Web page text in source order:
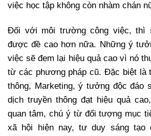
việc học tập không còn nhàm chán
Đối với môi trường công việc, thì
được đề cao hơn nữa. Những ý
việc sẽ đem lại hiệu quả cao vì nó
từ các phương pháp cũ. Đặc biệt là
thông, Marketing, ý tưởng độc đáo
dịch truyền thông đạt hiệu quả
quan tâm, chú ý từ đối tượng mục
xã hội hiện nay, tư duy sáng tạo